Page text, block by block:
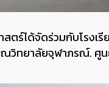
ร์ได้จัดร่วมกับโรงเ
วิทยาลัยจุฬาภรณ์. ศู